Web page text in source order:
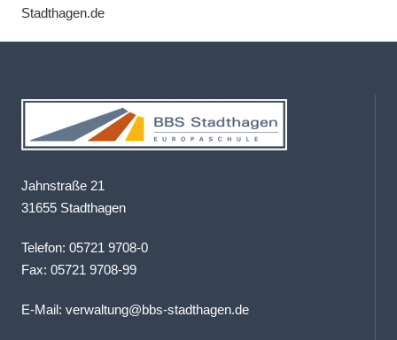
Stadthagen.de
Jahnstraße 21
31655 Stadthagen
Telefon: 05721 9708-0
Fax: 05721 9708-99
E-Mail: verwaltung@bbs-stadthagen.de